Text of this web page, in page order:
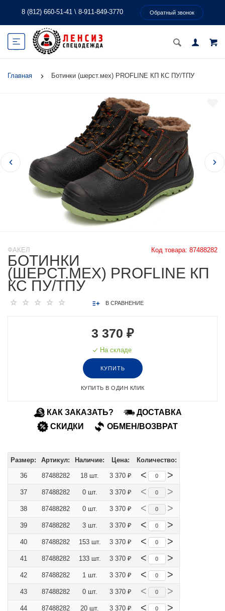
8 (812) 660-51-41 \ 8-911-849-3770 Обратный звонок
Главная Ботинки (шерст.мех) PROFLINE КП КС ПУ/ТПУ
Код товара: 87488282
ФАКЕЛ
БОТИНКИ
(ШЕРСТ.МЕХ) PROFLINE КП
КС ПУ/ТПУ
В СРАВНЕНИЕ
3 370 ₽
На складе
КУПИТЬ
КУПИТЬ В ОДИН КЛИК
КАК ЗАКАЗАТЬ?
ДОСТАВКА
СКИДКИ
ОБМЕН/ВОЗВРАТ
Размер: Артикул: Наличие: Цена: Количество:
36 87488282 18 шт. 3 370 ₽ < >
37 87488282 0 шт. 3 370 ₽ < >
38 87488282 0 шт. 3 370 ₽ < >
39 87488282 3 шт. 3 370 ₽ < >
40 87488282 153 шт. 3 370 ₽ < >
41 87488282 133 шт. 3 370 ₽ < >
42 87488282 1 шт. 3 370 ₽ < >
43 87488282 0 шт. 3 370 ₽ < >
44 87488282 20 шт. 3 370 ₽ < >